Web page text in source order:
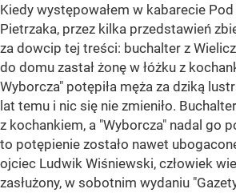
Kiedy występowałem w kabarecie
Pietrzaka, przez kilka przedstawień
za dowcip tej treści: buchalter z
do domu zastał żonę w łóżku z
Wyborcza" potępiła męża za dziką
lat temu i nic się nie zmieniło.
z kochankiem, a "Wyborcza" nadal go
to potępienie zostało nawet
ojciec Ludwik Wiśniewski, człowiek
zasłużony, w sobotnim wydaniu